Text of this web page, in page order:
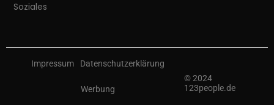
Soziales
© 2024
123people.de
Impressum Datenschutzerklärung
Werbung